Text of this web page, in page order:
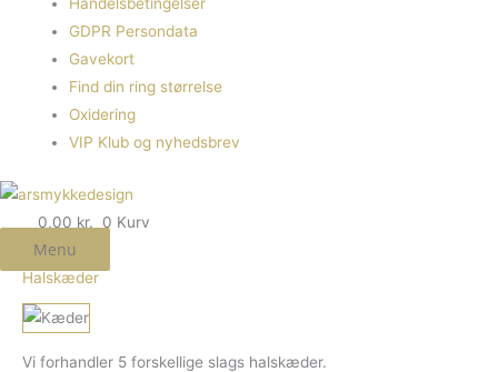
Handelsbetingelser
GDPR Persondata
Gavekort
Find din ring størrelse
Oxidering
VIP Klub og nyhedsbrev
0,00 kr. 0 Kurv
Menu
Halskæder
Vi forhandler 5 forskellige slags halskæder.